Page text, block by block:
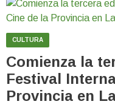
CULTURA
Comienza la
Festival
Provincia en